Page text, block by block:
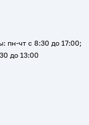
пн-чт с 8:30 до 17:00;
до 13:00